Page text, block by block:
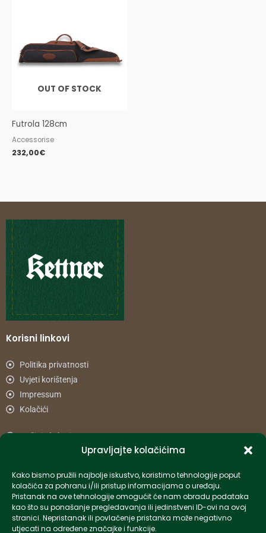
Upravljajte kolačićima
Kako bismo pružili najbolje iskustvo, koristimo tehnologije poput
kolačića za pohranu i/ili pristup informacijama o uređaju.
Pristanak na ove tehnologije omogućit će nam obradu podataka
kao što su ponašanje pregledavanja ili jedinstveni ID-ovi na ovoj
stranici. Nepristanak ili povlačenje pristanka može negativno
utjecati na određene značajke i funkcije.
OUT OF STOCK
Futrola 128cm
Accessorise
232,00€
Korisni linkovi
Politika privatnosti
Uvjeti korištenja
Impressum
Kolačići
Načini plaćanja
Informacije
info-hr@kettner.com